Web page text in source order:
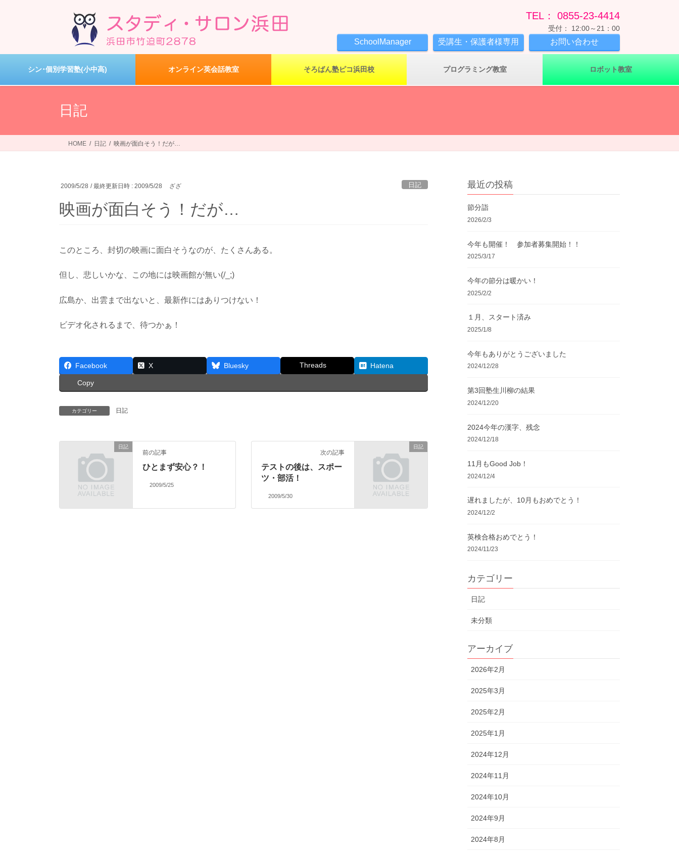
ツ
シ
TEL： 0855-23-4414
受付： 12:00～21：00
SchoolManager 受講生・保護者様専用 お問い合わせ
シン･個別学習塾(小中高) オンライン英会話教室 そろばん塾ピコ浜田校 プログラミング教室 ロボット教室
日記
HOME 日記 映画が面白そう！だが…
2009/5/28 / 最終更新日時 : 2009/5/28 ざざ 日記
映画が面白そう！だが…
このところ、封切の映画に面白そうなのが、たくさんある。
但し、悲しいかな、この地には映画館が無い(/_;)
広島か、出雲まで出ないと、最新作にはありつけない！
ビデオ化されるまで、待つかぁ！
Facebook X Bluesky Threads Hatena
Copy
カテゴリー 日記
日記
前の記事
ひとまず安心？！
2009/5/25
日記
次の記事
テストの後は、スポー
ツ・部活！
2009/5/30
最近の投稿
節分詣
2026/2/3
今年も開催！ 参加者募集開始！！
2025/3/17
今年の節分は暖かい！
2025/2/2
１月、スタート済み
2025/1/8
今年もありがとうございました
2024/12/28
第3回塾生川柳の結果
2024/12/20
2024今年の漢字、残念
2024/12/18
11月もGood Job！
2024/12/4
遅れましたが、10月もおめでとう！
2024/12/2
英検合格おめでとう！
2024/11/23
カテゴリー
日記
未分類
アーカイブ
2026年2月
2025年3月
2025年2月
2025年1月
2024年12月
2024年11月
2024年10月
2024年9月
2024年8月